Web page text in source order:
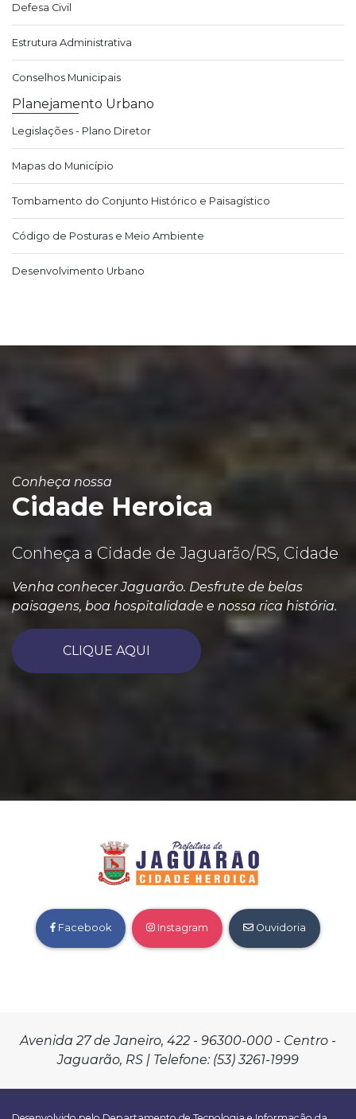
Defesa Civil
Estrutura Administrativa
Conselhos Municipais
Planejamento Urbano
Legislações - Plano Diretor
Mapas do Município
Tombamento do Conjunto Histórico e Paisagístico
Código de Posturas e Meio Ambiente
Desenvolvimento Urbano
Conheça nossa
Cidade Heroica
Conheça a Cidade de Jaguarão/RS, Cidade
Venha conhecer Jaguarão. Desfrute de belas
paisagens, boa hospitalidade e nossa rica história.
CLIQUE AQUI
Facebook Instagram Ouvidoria
Avenida 27 de Janeiro, 422 - 96300-000 - Centro -
Jaguarão, RS | Telefone: (53) 3261-1999